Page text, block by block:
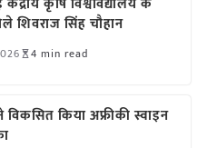
शिवराज सिंह चौहान
4 min read
किया अफ्रीकी स्वाइन